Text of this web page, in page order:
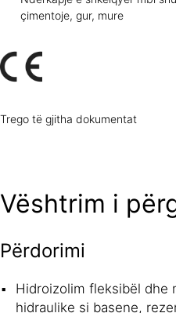
çimentoje, gur, mure
Trego të gjitha dokumentat
Vështrim i
Përdorimi
Hidroizolim fleksibël dhe
hidraulike si basene,